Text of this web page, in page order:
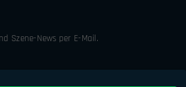
Szene-News per E-Mail.